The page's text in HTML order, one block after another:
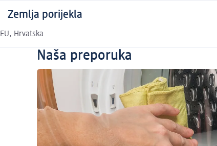
Zemlja porijekla
EU, Hrvatska
Naša preporuka